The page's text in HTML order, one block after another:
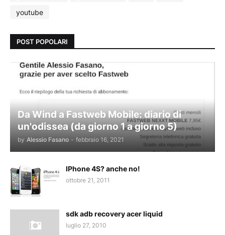
youtube
POST POPOLARI
Da Wind a Fastweb Mobile: diario di
un'odissea (da giorno 1 a giorno 5)
by Alessio Fasano - febbraio 16, 2021
IPhone 4S? anche no!
ottobre 21, 2011
sdk adb recovery acer liquid
luglio 27, 2010